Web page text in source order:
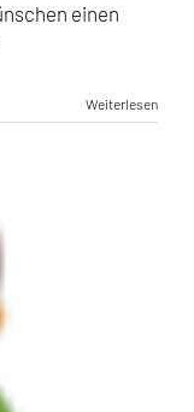
einen
Weiterlesen